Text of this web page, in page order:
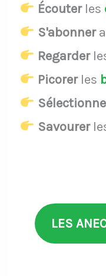
Écouterles
S'abonner
Regarder
Picorerles
Savourer
LES